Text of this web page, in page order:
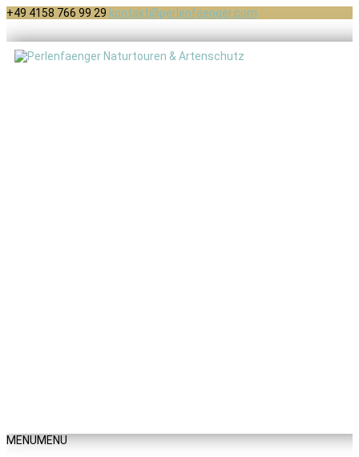
+49 4158 766 99 29 kontakt@perlenfaenger.com
MENUMENU